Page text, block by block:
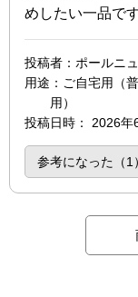
めしたい一品です
投稿者 ：ポールニ
用途 ：ご自宅用（
用）
投稿日時 ： 2026年
参考になった（1 ）